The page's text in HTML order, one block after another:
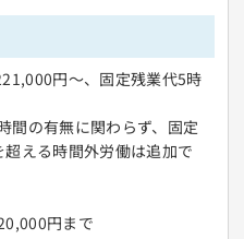
円～、固定残業代5時
間の有無に関わらず、固定
える時間外労働は追加で
円まで